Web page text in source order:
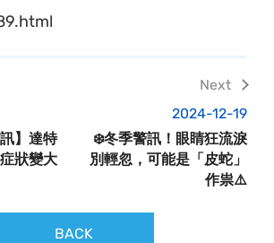
】達特
狀變大
2024-12-19
❄️冬季警訊！眼睛狂流淚
別輕忽，可能是「皮蛇」
作祟⚠️
BACK